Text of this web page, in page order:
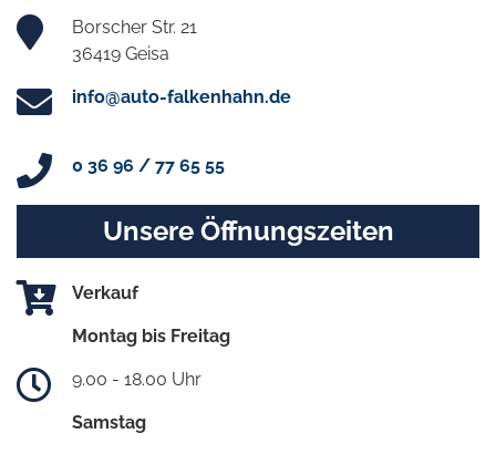
Borscher Str. 21
36419 Geisa
info@auto-falkenhahn.de
0 36 96 / 77 65 55
Unsere Öffnungszeiten
Verkauf
Montag bis Freitag
9.00 - 18.00 Uhr
Samstag